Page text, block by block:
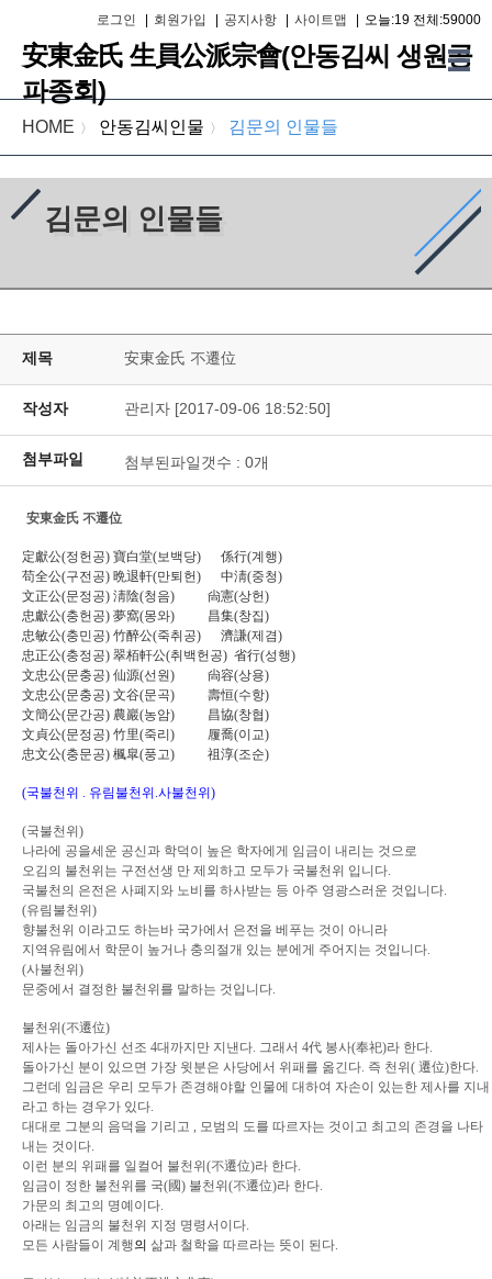
安東金氏 生員公派宗會(안동김씨 생원공
파종회)
로그인 회원가입 공지사항 사이트맵 오늘:19 전체:59000
HOME 〉 안동김씨인물 〉 김문의 인물들
김문의 인물들
제목 安東金氏 不遷位
작성자 관리자 [2017-09-06 18:52:50]
첨부파일 첨부된파일갯수 : 0개
安東金氏 不遷位
定獻公(정헌공) 寶白堂(보백당) 係行(계행)
苟全公(구전공) 晩退軒(만퇴헌) 中淸(중청)
文正公(문정공) 淸陰(청음) 尙憲(상헌)
忠獻公(충헌공) 夢窩(몽와) 昌集(창집)
忠敏公(충민공) 竹醉公(죽취공) 濟謙(제겸)
忠正公(충정공) 翠栢軒公(취백헌공) 省行(성행)
文忠公(문충공) 仙源(선원) 尙容(상용)
文忠公(문충공) 文谷(문곡) 壽恒(수항)
文簡公(문간공) 農巖(농암) 昌協(창협)
文貞公(문정공) 竹里(죽리 ) 履喬(이교)
忠文公(충문공) 楓皐(풍고) 祖淳(조순)
(국불천위 . 유림 불천위 .사불천위 )
(국불천위 )
나라에 공을세운 공신과 학덕이 높은 학자에게 임금이 내리는 것으로
오김의 불천위는 구전선생 만 제외하고 모두가 국불천위 입니다.
국불천의 은전은 사폐지와 노비를 하사받는 등 아주 영광스러운 것입니다.
(유림불천위 )
향불천위 이라고도 하는바 국가에서 은전을 베푸는 것이 아니라
지역유림에서 학문이 높거나 충의절개 있는 분에게 주어지는 것입니다.
(사불천위)
문중에서 결정한 불천위를 말하는 것입니다.
불천위 (不遷位)
제사는 돌아가신 선조 4대까지만 지낸다. 그래서 4代 봉사(奉祀)라 한다.
돌아가신 분이 있으면 가장 윗분은 사당에서 위패를 옮긴다. 즉 천위 ( 遷位)한다.
그런데 임금은 우리 모두가 존경해야할 인물에 대하여 자손이 있는한 제사를 지내
라고 하는 경우가 있다.
대대로 그분의 음덕을 기리고 , 모범의 도를 따르자는 것이고 최고의 존경을 나타
내는 것이다.
이런 분의 위패를 일컬어 불천위 (不遷位)라 한다.
임금이 정한 불천위를 국(國) 불천위 (不遷位)라 한다.
가문의 최고의 명예이다.
아래는 임금의 불천위 지정 명령서이다.
모든 사람들이 계행의 삶과 철학을 따르라는 뜻이 된다.